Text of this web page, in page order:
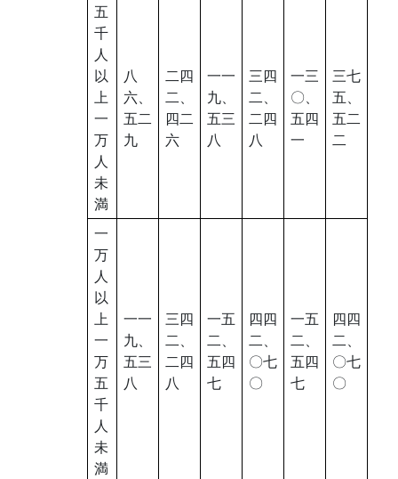
五
千
人
以
上
一
万
人
未
満
八
六、
五二
九
二四
二、
四二
六
一一
九、
五三
八
三四
二、
二四
八
一三
〇、
五四
一
三七
五、
五二
二
一
万
人
以
上
一
万
五
千
人
未
満
一一
九、
五三
八
三四
二、
二四
八
一五
二、
五四
七
四四
二、
〇七
〇
一五
二、
五四
七
四四
二、
〇七
〇